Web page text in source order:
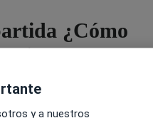
¿Cómo
de tu
y a nuestros